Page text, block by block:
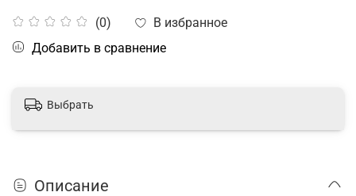
(0)
В избранное
Добавить в сравнение
Выбрать
Описание